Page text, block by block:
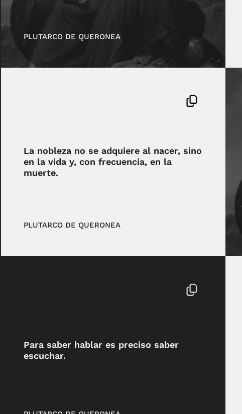
PLUTARCO DE QUERONEA
La nobleza no se adquiere al nacer, sino
en la vida y, con frecuencia, en la
muerte.
PLUTARCO DE QUERONEA
Para saber hablar es preciso saber
escuchar.